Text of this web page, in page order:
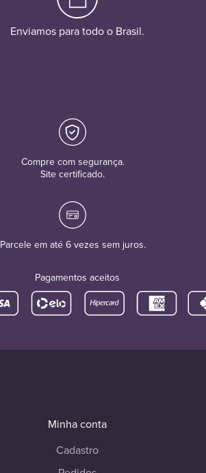
Enviamos para todo o Brasil.
Compre com segurança.
Site certificado.
Parcele em até 6 vezes sem juros.
Pagamentos aceitos
Minha conta
Cadastro